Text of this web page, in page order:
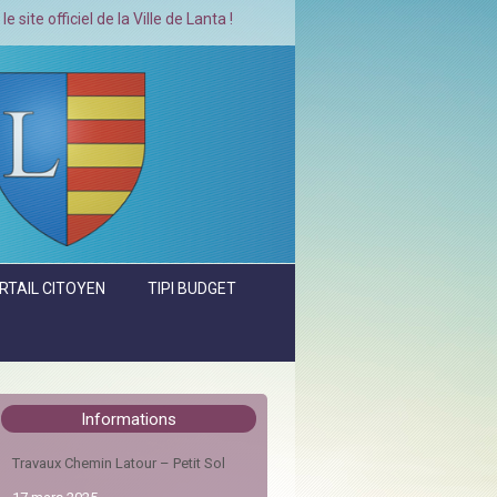
de la Ville de Lanta !
CITOYEN TIPI BUDGET
Informations
Travaux Chemin Latour – Petit Sol